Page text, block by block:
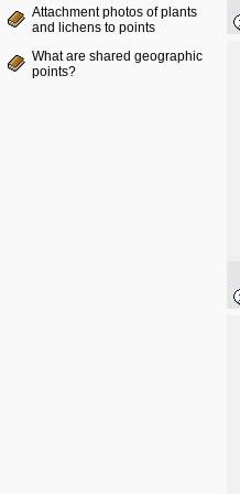
Attachment photos of plants
and lichens to points
What are shared geographic
points?